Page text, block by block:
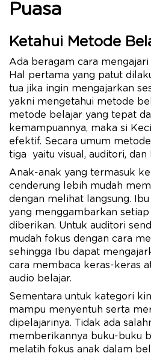
Puasa
Ketahui Metode
Ada beragam cara
Hal pertama yang patut
tua jika ingin mengajarkan
yakni mengetahui metode
metode belajar yang tepat
kemampuannya, maka si
efektif. Secara umum
tiga yaitu visual, auditori, dan
Anak-anak yang termasuk
cenderung lebih mudah
dengan melihat langsung.
yang menggambarkan
diberikan. Untuk auditori
mudah fokus dengan cara
sehingga Ibu dapat
cara membaca keras-keras
audio belajar.
Sementara untuk kategori
mampu menyentuh serta
dipelajarinya. Tidak ada
memberikannya buku-buku
melatih fokus anak dalam